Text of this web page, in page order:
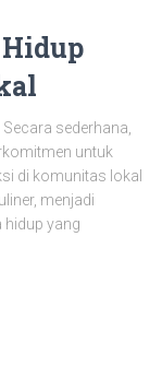
Hidup
sederhana,
untuk
di komunitas lokal
menjadi
hidup yang